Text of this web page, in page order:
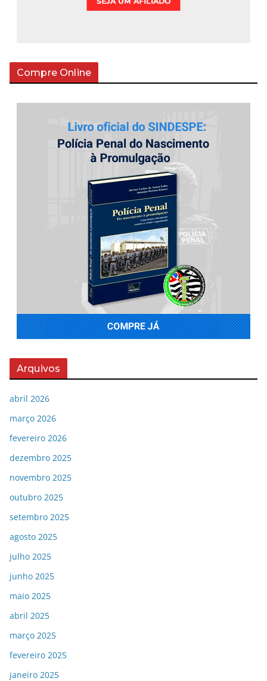
Compre Online
Arquivos
abril 2026
março 2026
fevereiro 2026
dezembro 2025
novembro 2025
outubro 2025
setembro 2025
agosto 2025
julho 2025
junho 2025
maio 2025
abril 2025
março 2025
fevereiro 2025
janeiro 2025